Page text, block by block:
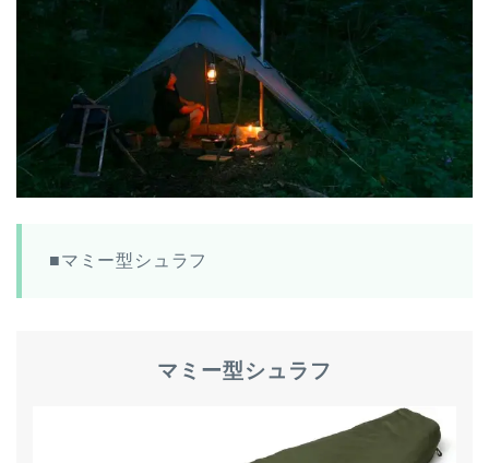
■マミー型シュラフ
マミー型シュラフ